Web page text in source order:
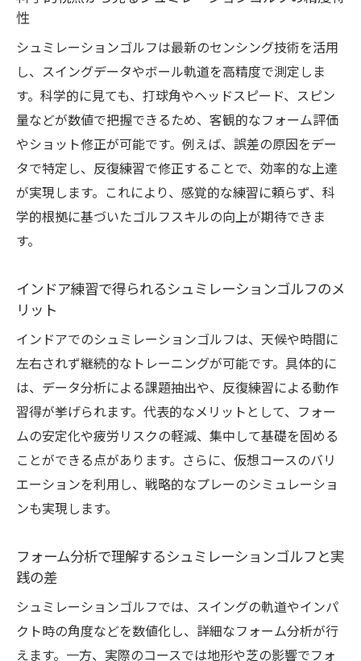
性
シュミレーションゴルフは最新のセンシング技術を活用
し、スイングデータやボール軌道を高精度で測定しま
す。科学的に見ても、打球角やヘッドスピード、スピン
量などが数値で把握できるため、客観的なフォーム評価
やショット修正が可能です。例えば、誤差の原因をデー
タで特定し、反復練習で修正することで、効率的な上達
が実現します。これにより、感覚的な練習に頼らず、科
学的根拠に基づいたゴルフスキルの向上が期待できま
す。
インドア練習で得られるシュミレーションゴルフのメ
リット
インドアでのシュミレーションゴルフは、天候や時間に
左右されず継続的なトレーニングが可能です。具体的に
は、データ分析による課題抽出や、反復練習による動作
習得が挙げられます。代表的なメリットとして、フォー
ムの安定化や疲労リスクの軽減、集中して基礎を固める
ことができる点があります。さらに、仮想コースのバリ
エーションを利用し、戦略的なプレーのシミュレーショ
ンも実現します。
フォーム分析で理解するシュミレーションゴルフと実
践の差
シュミレーションゴルフでは、スイングの軌道やインパ
クト時の角度などを数値化し、詳細なフォーム分析が行
えます。一方、実際のコースでは地形や芝の影響でフォ